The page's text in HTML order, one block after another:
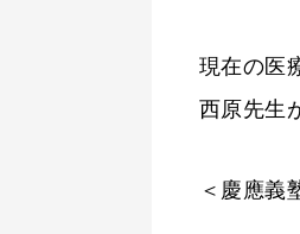
現在の医
西原先生
＜慶應義